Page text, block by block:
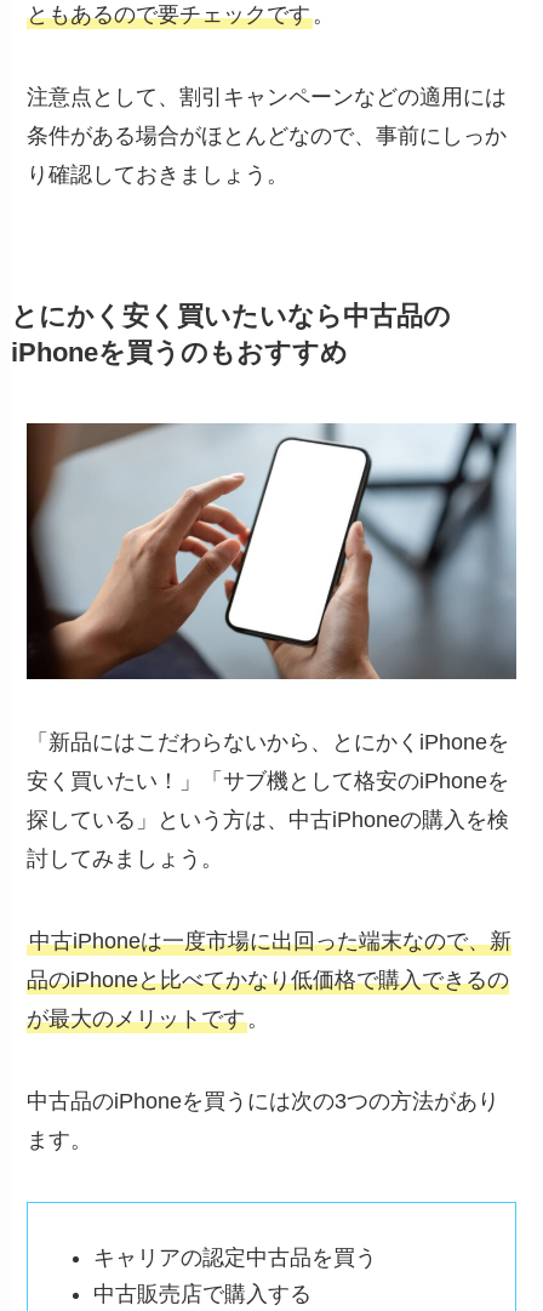
ともあるので要チェックです。
注意点として、割引キャンペーンなどの適用には
条件がある場合がほとんどなので、事前にしっか
り確認しておきましょう。
とにかく安く買いたいなら中古品の
iPhoneを買うのもおすすめ
「新品にはこだわらないから、とにかくiPhoneを
安く買いたい！」「サブ機として格安のiPhoneを
探している」という方は、中古iPhoneの購入を検
討してみましょう。
中古iPhoneは一度市場に出回った端末なので、新
品のiPhoneと比べてかなり低価格で購入できるの
が最大のメリットです。
中古品のiPhoneを買うには次の3つの方法があり
ます。
キャリアの認定中古品を買う
中古販売店で購入する